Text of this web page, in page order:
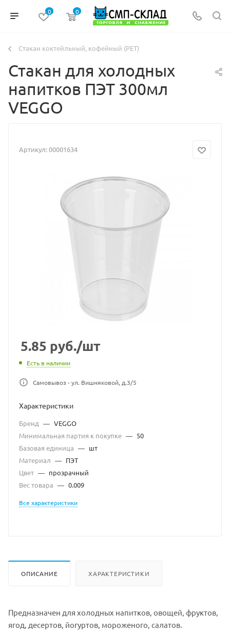
0 0
Стакан коктейльный, кофейный (PET)
Стакан для холодных
напитков ПЭТ 300мл
VEGGO
Артикул:00001634
5.85 руб./шт
Есть в наличии
Самовывоз - ул. Вишняковой, д.3/5
Характеристики
Бренд — VEGGO
Минимальная партия к покупке — 50
Базовая единица — шт
Материал — ПЭТ
Цвет — прозрачный
Вес товара — 0.009
Все характеристики
ОПИСАНИЕ ХАРАКТЕРИСТИКИ
Предназначен для холодных напитков, овощей, фруктов,
ягод, десертов, йогуртов, мороженого, салатов.